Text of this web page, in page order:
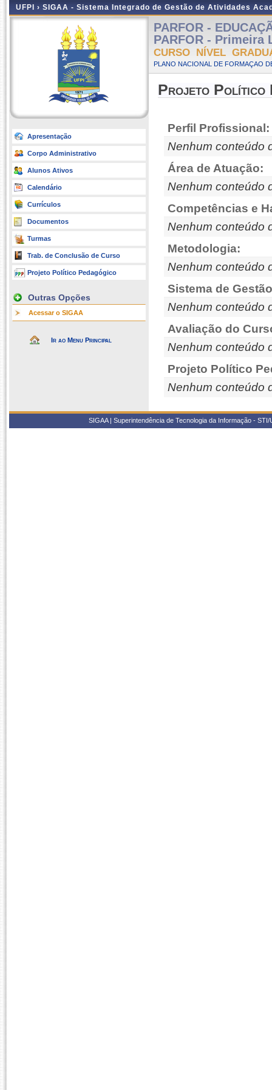
UFPI › SIGAA - Sistema Integrado de Gestão de Atividades
Apresentação
Corpo Administrativo
Alunos Ativos
Calendário
Currículos
Documentos
Turmas
Trab. de Conclusão de Curso
Projeto Político Pedagógico
Outras Opções
Acessar o SIGAA
Ir ao Menu Principal
PARFOR -
PARFOR - Primeira
CURSO NÍVEL
PLANO NACIONAL DE FORMAÇAO
Projeto Político
Perfil Profissional:
Nenhum conteúdo
Área de Atuação:
Nenhum conteúdo
Competências e
Nenhum conteúdo
Metodologia:
Nenhum conteúdo
Sistema de
Nenhum conteúdo
Avaliação do
Nenhum conteúdo
Projeto Político
Nenhum conteúdo
SIGAA | Superintendência de Tecnologia da Informação -